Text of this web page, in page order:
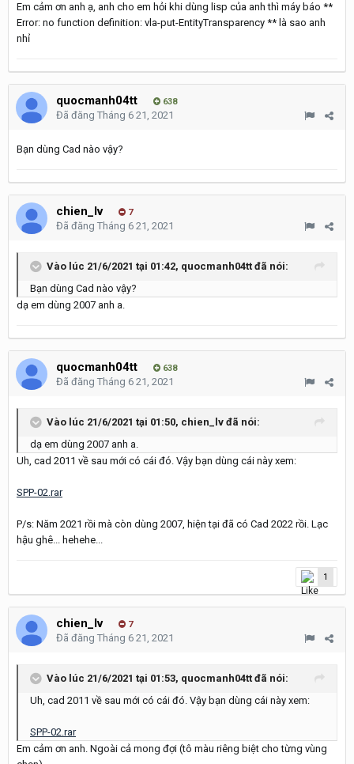
Em cảm ơn anh ạ, anh cho em hỏi khi dùng lisp của anh thì máy báo **
Error: no function definition: vla-put-EntityTransparency ** là sao anh
nhỉ
quocmanh04tt 638
Đã đăng Tháng 6 21, 2021
Bạn dùng Cad nào vậy?
chien_lv 7
Đã đăng Tháng 6 21, 2021
Vào lúc 21/6/2021 tại 01:42, quocmanh04tt đã nói:
Bạn dùng Cad nào vậy?
dạ em dùng 2007 anh a.
quocmanh04tt 638
Đã đăng Tháng 6 21, 2021
Vào lúc 21/6/2021 tại 01:50, chien_lv đã nói:
dạ em dùng 2007 anh a.
Uh, cad 2011 về sau mới có cái đó. Vậy bạn dùng cái này xem:
SPP-02.rar
P/s: Năm 2021 rồi mà còn dùng 2007, hiện tại đã có Cad 2022 rồi. Lạc
hậu ghê... hehehe...
1
chien_lv 7
Đã đăng Tháng 6 21, 2021
Vào lúc 21/6/2021 tại 01:53, quocmanh04tt đã nói:
Uh, cad 2011 về sau mới có cái đó. Vậy bạn dùng cái này xem:
SPP-02.rar
Em cảm ơn anh. Ngoài cả mong đợi (tô màu riêng biệt cho từng vùng